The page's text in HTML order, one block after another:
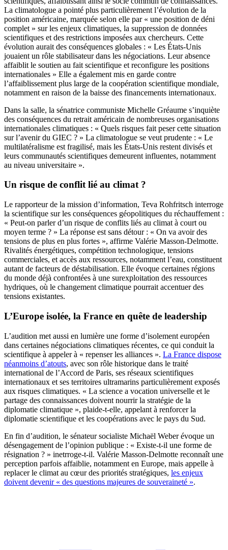
La climatologue a pointé plus particulièrement l’évolution de la
position américaine, marquée selon elle par « une position de déni
complet » sur les enjeux climatiques, la suppression de données
scientifiques et des restrictions imposées aux chercheurs. Cette
évolution aurait des conséquences globales : « Les États-Unis
jouaient un rôle stabilisateur dans les négociations. Leur absence
affaiblit le soutien au fait scientifique et reconfigure les positions
internationales » Elle a également mis en garde contre
l’affaiblissement plus large de la coopération scientifique mondiale,
notamment en raison de la baisse des financements internationaux.
Dans la salle, la sénatrice communiste Michelle Gréaume s’inquiète
des conséquences du retrait américain de nombreuses organisations
internationales climatiques : « Quels risques fait peser cette situation
sur l’avenir du GIEC ? » La climatologue se veut prudente : « Le
multilatéralisme est fragilisé, mais les États-Unis restent divisés et
leurs communautés scientifiques demeurent influentes, notamment
au niveau universitaire ».
Un risque de conflit lié au climat ?
Le rapporteur de la mission d’information, Teva Rohfritsch interroge
la scientifique sur les conséquences géopolitiques du réchauffement :
« Peut-on parler d’un risque de conflits liés au climat à court ou
moyen terme ? » La réponse est sans détour : « On va avoir des
tensions de plus en plus fortes », affirme Valérie Masson-Delmotte.
Rivalités énergétiques, compétition technologique, tensions
commerciales, et accès aux ressources, notamment l’eau, constituent
autant de facteurs de déstabilisation. Elle évoque certaines régions
du monde déjà confrontées à une surexploitation des ressources
hydriques, où le changement climatique pourrait accentuer des
tensions existantes.
L’Europe isolée, la France en quête de leadership
L’audition met aussi en lumière une forme d’isolement européen
dans certaines négociations climatiques récentes, ce qui conduit la
scientifique à appeler à « repenser les alliances ». La France dispose
néanmoins d’atouts, avec son rôle historique dans le traité
international de l’Accord de Paris, ses réseaux scientifiques
internationaux et ses territoires ultramarins particulièrement exposés
aux risques climatiques. « La science a vocation universelle et le
partage des connaissances doivent nourrir la stratégie de la
diplomatie climatique », plaide-t-elle, appelant à renforcer la
diplomatie scientifique et les coopérations avec le pays du Sud.
En fin d’audition, le sénateur socialiste Michaël Weber évoque un
désengagement de l’opinion publique : « Existe-t-il une forme de
résignation ? » inetrroge-t-il. Valérie Masson-Delmotte reconnaît une
perception parfois affaiblie, notamment en Europe, mais appelle à
replacer le climat au cœur des priorités stratégiques, les enjeux
doivent devenir « des questions majeures de souveraineté ».